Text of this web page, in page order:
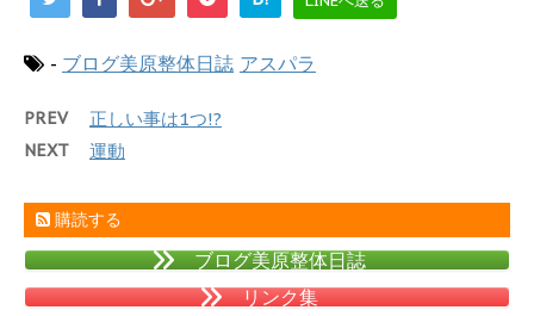
- ブログ美原整体日誌 アスパラ
PREV 正しい事は1つ!?
NEXT 運動
購読する
ブログ美原整体日誌
リンク集